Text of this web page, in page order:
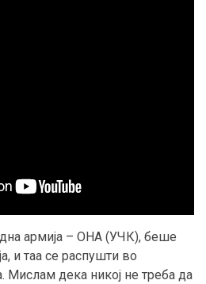
армија – ОНА (УЧК), беше
и таа се распушти во
Мислам дека никој не треба да